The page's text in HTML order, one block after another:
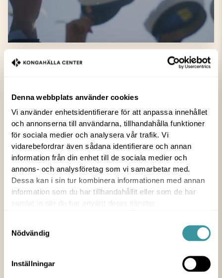
Denna webbplats använder cookies
Vi använder enhetsidentifierare för att anpassa innehållet
och annonserna till användarna, tillhandahålla funktioner
för sociala medier och analysera vår trafik. Vi
vidarebefordrar även sådana identifierare och annan
information från din enhet till de sociala medier och
annons- och analysföretag som vi samarbetar med.
Dessa kan i sin tur kombinera informationen med annan
information som du har tillhandahållit eller som de har
samlat in när du har använt deras tjänster.
Nödvändig
Inställningar
Grattis till alla studenter!
Efter år av lektioner, prov, tidiga morgnar och sena
pluggtimmar är dagen äntligen här. Vi riktar ett
varmt grattis till alla er som tar studenten i år!
Oavsett vad som väntar runt hörnet, ta er tid att
stanna upp och var stolta över vad ni har
Njut av firandet och ta vara på dagen tillsammans